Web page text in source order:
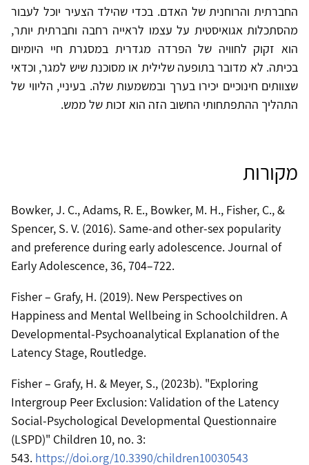
החברתית והרוחנית של האדם. בכדי שהילד הצעיר יוכל לעבור
מהסתכלות אגואיסטית על עצמו לראייה רחבה וחברתית יותר,
הוא זקוק לחוויה של הפרדה מגדרית במסגרת חיי היומיום
בכיתה. לא מדובר בתופעה שלילית או מסוכנת שיש למגר, וכדאי
שצוותים חינוכיים יכירו בערך ובמשמעות שלה. בעיניי, הליווי של
התהליך ההתפתחותי החשוב הזה הוא זכות של ממש.
מקורות
Bowker, J. C., Adams, R. E., Bowker, M. H., Fisher, C., &
Spencer, S. V. (2016). Same-and other-sex popularity
and preference during early adolescence. Journal of
Early Adolescence, 36, 704–722.
Fisher – Grafy, H. (2019). New Perspectives on
Happiness and Mental Wellbeing in Schoolchildren. A
Developmental-Psychoanalytical Explanation of the
Latency Stage, Routledge.
Fisher – Grafy, H. & Meyer, S., (2023b). "Exploring
Intergroup Peer Exclusion: Validation of the Latency
Social-Psychological Developmental Questionnaire
(LSPD)" Children 10, no. 3:
543. https://doi.org/10.3390/children10030543